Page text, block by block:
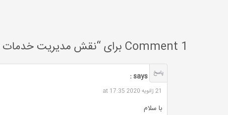
1 Comment برای “نقش مدیریت خدمات فناوری اطلاعات در تحول دیجیتال”
بهنام says : پاسخ
21 ژانویه 2020 at 17:35
با سلام